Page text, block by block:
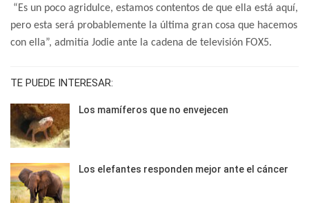
“Es un poco agridulce, estamos contentos de que ella está aquí,
pero esta será probablemente la última gran cosa que hacemos
con ella”, admitía Jodie ante la cadena de televisión FOX5.
TE PUEDE INTERESAR:
Los mamíferos que no envejecen
Los elefantes responden mejor ante el cáncer